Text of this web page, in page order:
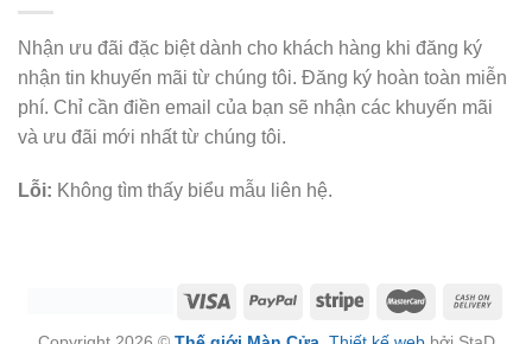
Nhận ưu đãi đặc biệt dành cho khách hàng khi đăng ký
nhận tin khuyến mãi từ chúng tôi. Đăng ký hoàn toàn miễn
phí. Chỉ cần điền email của bạn sẽ nhận các khuyến mãi
và ưu đãi mới nhất từ chúng tôi.
Lỗi: Không tìm thấy biểu mẫu liên hệ.